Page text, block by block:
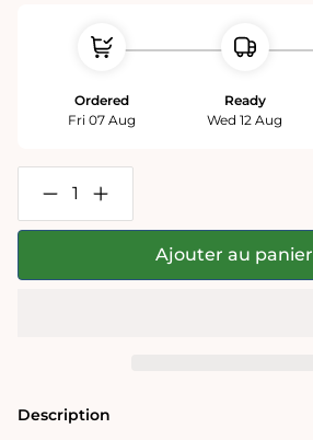
Ordered
Fri 07 Aug
Ready
Wed 12 Aug
Réduire
la
quantité
Augmenter
la
quantité
Ajouter au panier
Description